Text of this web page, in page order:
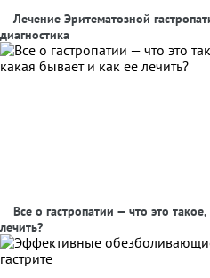
Лечение Эритематозной
диагностика
Все о гастропатии — что это
лечить?